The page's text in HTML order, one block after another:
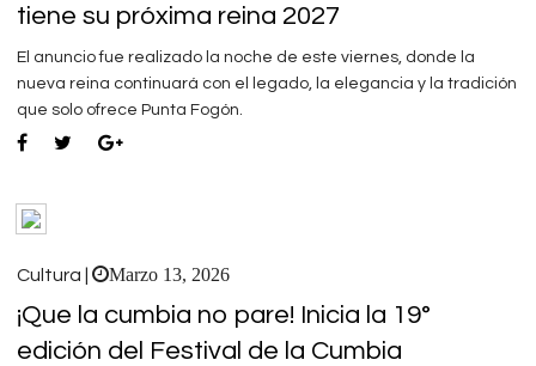
tiene su próxima reina 2027
El anuncio fue realizado la noche de este viernes, donde la
nueva reina continuará con el legado, la elegancia y la tradición
que solo ofrece Punta Fogón.
Cultura | Marzo 13, 2026
¡Que la cumbia no pare! Inicia la 19°
edición del Festival de la Cumbia